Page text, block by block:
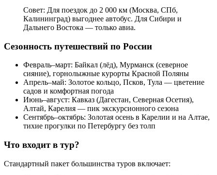
Совет: Для поездок до 2 000 км (Москва, СПб,
Калининград) выгоднее автобус. Для Сибири и
Дальнего Востока — только авиа.
Сезонность путешествий по России
Февраль–март: Байкал (лёд), Мурманск (северное
сияние), горнолыжные курорты Красной Поляны
Апрель–май: Золотое кольцо, Псков, Тула — цветение
садов и комфортная погода
Июнь–август: Кавказ (Дагестан, Северная Осетия),
Алтай, Карелия — пик экскурсионного сезона
Сентябрь–октябрь: Золотая осень в Карелии и на Алтае,
тихие прогулки по Петербургу без толп
Что входит в тур?
Стандартный пакет большинства туров включает: